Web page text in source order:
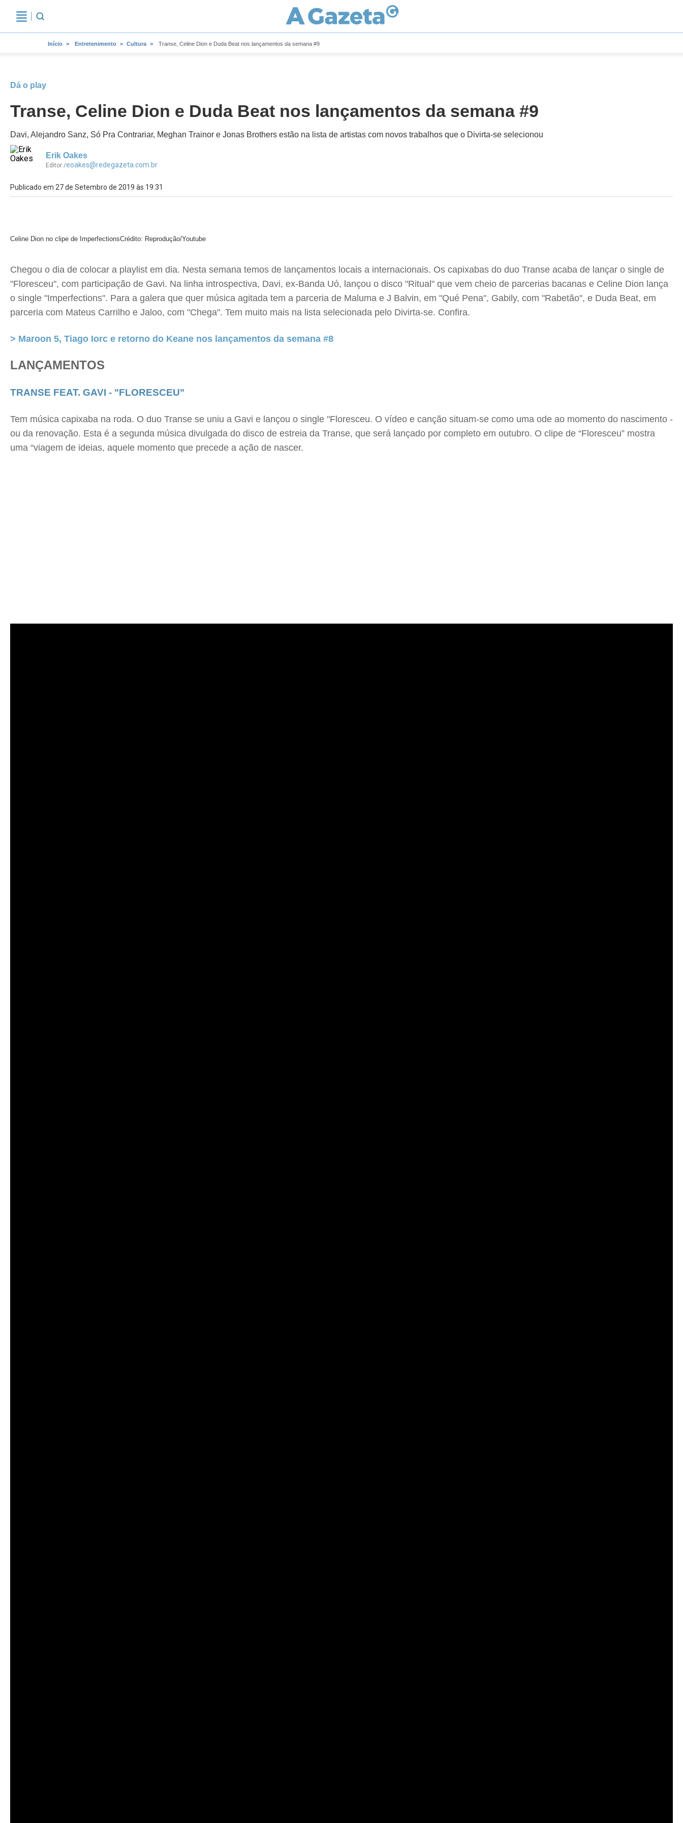
Início Entretenimento Cultura Transe, Celine Dion e Duda Beat nos lançamentos da semana #9
Dá o play
Transe, Celine Dion e Duda Beat nos lançamentos da semana #9
Davi, Alejandro Sanz, Só Pra Contrariar, Meghan Trainor e Jonas Brothers estão na lista de artistas com novos trabalhos que o Divirta-se selecionou
Erik Oakes
Editor /eoakes@redegazeta.com.br
Publicado em 27 de Setembro de 2019 às 19:31
Celine Dion no clipe de ImperfectionsCrédito: Reprodução/Youtube
Chegou o dia de colocar a playlist em dia. Nesta semana temos de lançamentos locais a internacionais. Os capixabas do duo Transe acaba de lançar o single de
"Floresceu", com participação de Gavi. Na linha introspectiva, Davi, ex-Banda Uó, lançou o disco "Ritual" que vem cheio de parcerias bacanas e Celine Dion lança
o single "Imperfections". Para a galera que quer música agitada tem a parceria de Maluma e J Balvin, em "Qué Pena", Gabily, com "Rabetão", e Duda Beat, em
parceria com Mateus Carrilho e Jaloo, com "Chega". Tem muito mais na lista selecionada pelo Divirta-se. Confira.
> Maroon 5, Tiago Iorc e retorno do Keane nos lançamentos da semana #8
LANÇAMENTOS
TRANSE FEAT. GAVI - "FLORESCEU"
Tem música capixaba na roda. O duo Transe se uniu a Gavi e lançou o single "Floresceu. O vídeo e canção situam-se como uma ode ao momento do nascimento -
ou da renovação. Esta é a segunda música divulgada do disco de estreia da Transe, que será lançado por completo em outubro. O clipe de “Floresceu” mostra
uma “viagem de ideias, aquele momento que precede a ação de nascer.